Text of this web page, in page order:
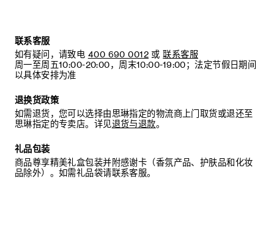
联系客服
如有疑问，请致电 400 690 0012 或 联系客服
周一至周五10:00-20:00，周末10:00-19:00；法定节假日期间
以具体安排为准
退换货政策
如需退货，您可以选择由思琳指定的物流商上门取货或退还至
思琳指定的专卖店。详见退货与退款。
礼品包装
商品尊享精美礼盒包装并附感谢卡（香氛产品、护肤品和化妆
品除外）。如需礼品袋请联系客服。